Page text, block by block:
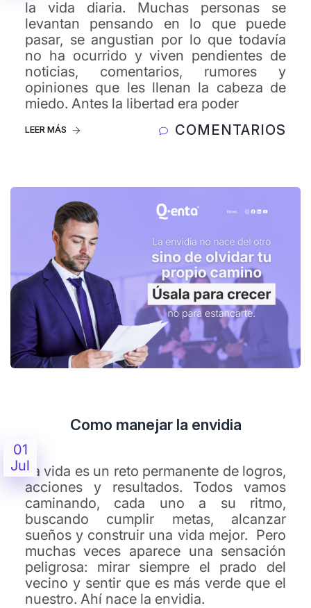
la vida diaria. Muchas personas se
levantan pensando en lo que puede
pasar, se angustian por lo que todavía
no ha ocurrido y viven pendientes de
noticias, comentarios, rumores y
opiniones que les llenan la cabeza de
miedo. Antes la libertad era poder
LEER MÁS COMENTARIOS
01
Jul
Como manejar la envidia
La vida es un reto permanente de logros,
acciones y resultados. Todos vamos
caminando, cada uno a su ritmo,
buscando cumplir metas, alcanzar
sueños y construir una vida mejor. Pero
muchas veces aparece una sensación
peligrosa: mirar siempre el prado del
vecino y sentir que es más verde que el
nuestro. Ahí nace la envidia.